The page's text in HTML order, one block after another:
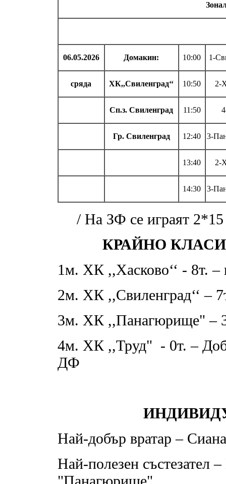
06.05.2026 Домакин: 10:00 1-
сряда ХК,,Свиленград‘‘ 10:50 2-
Сп.з. Свиленград 11:50
Гр. Свиленград 12:40 3-
13:40 2-
14:30 3-
/ На ЗФ се играят
КРАЙНО
1м. ХК ,,Хасково‘‘ - 8т.
2м. ХК ,,Свиленград‘‘ –
3м. ХК ,,Панагюрище" –
4м. ХК ,,Труд" - 0т. –
ДФ
Най-добър вратар –
Най-полезен състезател